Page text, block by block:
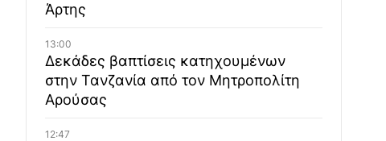
Άρτης
13:00
Δεκάδες βαπτίσεις κατηχουμένων
στην Τανζανία από τον Μητροπολίτη
Αρούσας
12:47